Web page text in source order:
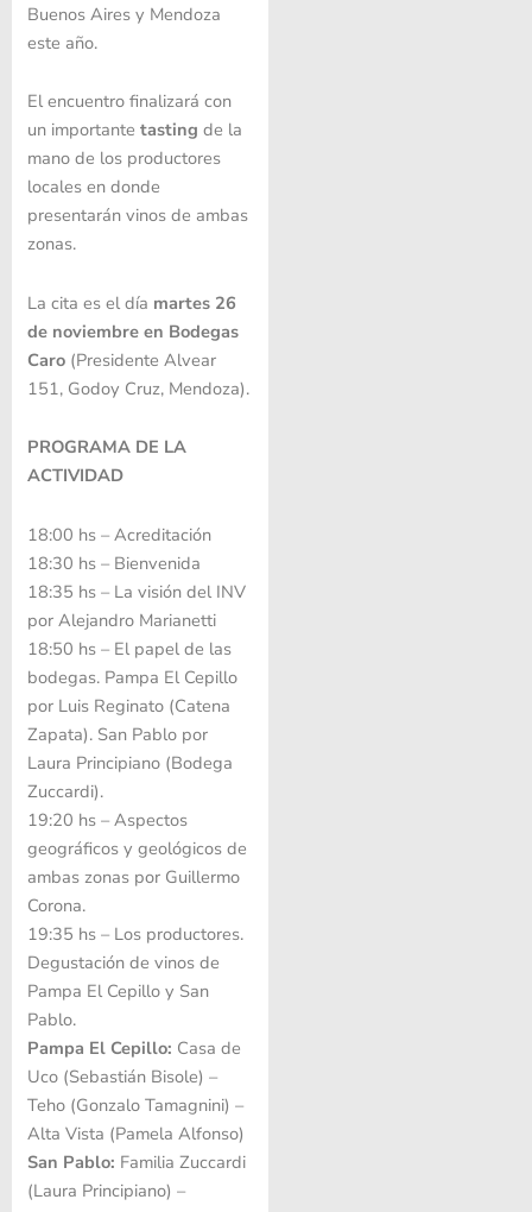
Buenos Aires y Mendoza
este año.
El encuentro finalizará con
un importante tasting de la
mano de los productores
locales en donde
presentarán vinos de ambas
zonas.
La cita es el día martes 26
de noviembre en Bodegas
Caro(Presidente Alvear
151, Godoy Cruz, Mendoza).
PROGRAMA DE LA
ACTIVIDAD
18:00 hs – Acreditación
18:30 hs – Bienvenida
18:35 hs – La visión del INV
por Alejandro Marianetti
18:50 hs – El papel de las
bodegas. Pampa El Cepillo
por Luis Reginato (Catena
Zapata). San Pablo por
Laura Principiano (Bodega
Zuccardi).
19:20 hs – Aspectos
geográficos y geológicos de
ambas zonas por Guillermo
Corona.
19:35 hs – Los productores.
Degustación de vinos de
Pampa El Cepillo y San
Pablo.
Pampa El Cepillo: Casa de
Uco (Sebastián Bisole) –
Teho (Gonzalo Tamagnini) –
Alta Vista (Pamela Alfonso)
San Pablo: Familia Zuccardi
(Laura Principiano) –